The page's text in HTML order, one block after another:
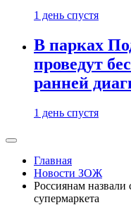
1 день спустя
В парках
проведут
ранней
1 день спустя
Главная
Новости ЗОЖ
Россиянам
супермаркета